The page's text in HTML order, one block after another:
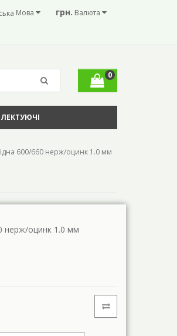
грн. Валюта
Мова
0
600/660 нерж/оцинк 1.0 мм
нерж/оцинк 1.0 мм